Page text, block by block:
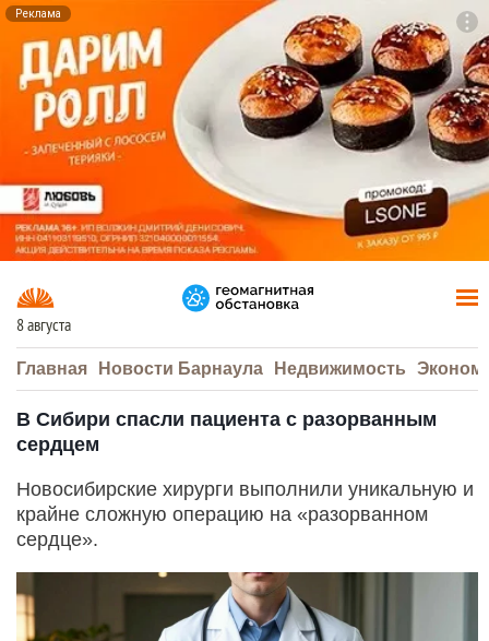
Реклама
8 августа
Главная Новости Барнаула Недвижимость
В Сибири спасли пациента с разорванным
сердцем
Новосибирские хирурги выполнили уникальную и
крайне сложную операцию на «разорванном
сердце».